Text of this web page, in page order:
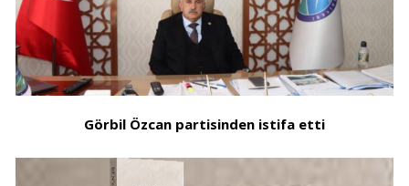
Görbil Özcan partisinden istifa etti